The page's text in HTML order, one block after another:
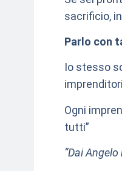
sacrificio,
Parlo con
Io stesso
Ogni
tutti”
“Dai